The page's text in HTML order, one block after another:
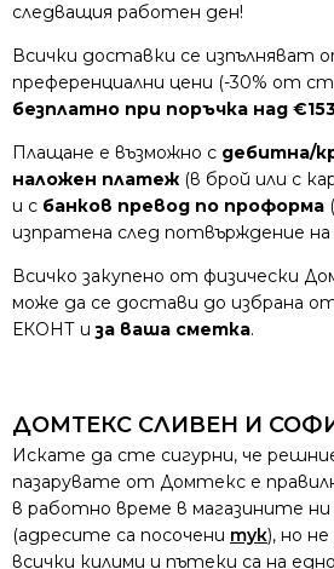
следващия работен ден!
Всички доставки се изпълняват
преференциални цени (-30% от
безплатно при поръчка над
Плащане е възможно с дебитна/
наложен платеж (в брой или с
и с банков превод по проформа
изпратена след потвърждение на
Всичко закупено от физически
може да се достави до избрана от
ЕКОНТ иза ваша сметка.
ДОМТЕКС СЛИВЕН И
Искате да сте сигурни, че
пазарувате от Домтекс е
в работно време в магазините ни
(адресите са посочени тук), но
всички килими и пътеки са на